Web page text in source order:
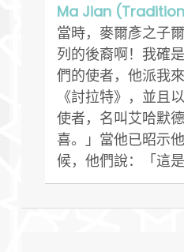
Ma Jian
當時，麥爾彥之子
列的後裔啊！我確
們的使者，他派我
《討拉特》，並且
使者，名叫艾哈默
喜。」當他已昭示
候，他們說：「這